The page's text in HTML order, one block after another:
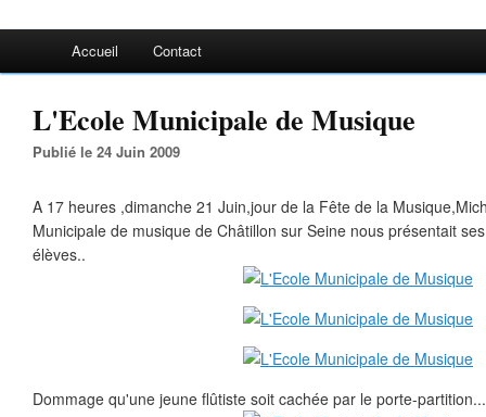
Accueil Contact
L'Ecole Municipale de Musique
Publié le 24 Juin 2009
A 17 heures ,dimanche 21 Juin,jour de la Fête de la
Municipale de musique de Châtillon sur Seine nous présentait
élèves..
Dommage qu'une jeune flûtiste soit cachée par le porte-partition...